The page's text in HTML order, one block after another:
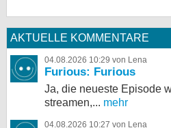
AKTUELLE KOMMENTARE
04.08.2026 10:29 von Lena
Furious: Furious
Ja, die neueste Episode
streamen,... mehr
04.08.2026 10:27 von Lena